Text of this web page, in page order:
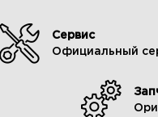
Сервис
Официальный